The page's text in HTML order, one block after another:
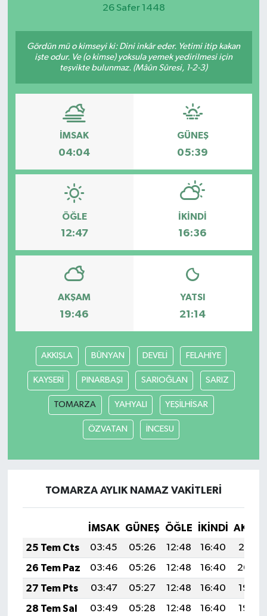
26 Safer 1448
Gördün mü o kimseyi ki: Dini inkâr eder. Yetimi itip kakan
işte odur. Ve (o kimse) yoksula yemek yedirilmesi için
teşvikte bulunmaz. (Mâûn Sûresi, 1-2-3)
İMSAK
04:04
GÜNEŞ
05:39
ÖĞLE
12:47
İKINDI
16:36
AKŞAM
19:46
YATSI
21:14
AKKIŞLA BÜNYAN DEVELİ FELAHİYE
KAYSERİ PINARBAŞI SARIOĞLAN SARIZ
TOMARZA YAHYALI YEŞİLHİSAR
ÖZVATAN İNCESU
TOMARZA AYLIK NAMAZ VAKITLERI
İMSAK GÜNEŞ ÖĞLE İKINDI
25 Tem Cts
03:45 05:26 12:48 16:40
20:01
26 Tem Paz
03:46 05:26 12:48 16:40
20:00
27 Tem Pts
03:47 05:27 12:48 16:40
19:59
28 Tem Sal
03:49 05:28 12:48 16:40
19:59
Etkinlikler